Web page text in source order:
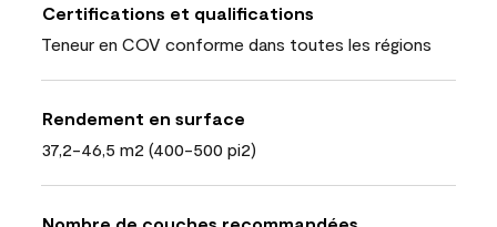
Certifications et qualifications
Teneur en COV conforme dans toutes les régions
Rendement en surface
37,2-46,5 m2 (400-500 pi2)
Nombre de couches recommandées